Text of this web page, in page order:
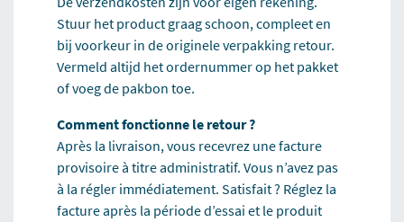
Stuur het product graag schoon, compleet en
bij voorkeur in de originele verpakking retour.
Vermeld altijd het ordernummer op het pakket
of voeg de pakbon toe.
Comment fonctionne le retour ?
Après la livraison, vous recevrez une facture
provisoire à titre administratif. Vous n’avez pas
à la régler immédiatement. Satisfait ? Réglez la
facture après la période d’essai et le produit